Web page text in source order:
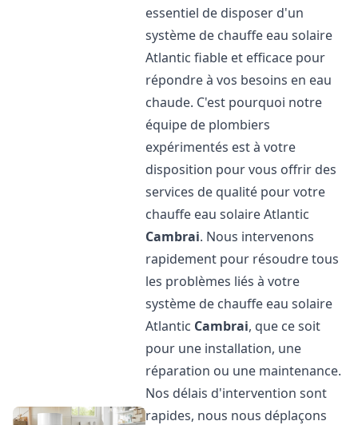
essentiel de disposer d'un
système de chauffe eau solaire
Atlantic fiable et efficace pour
répondre à vos besoins en eau
chaude. C'est pourquoi notre
équipe de plombiers
expérimentés est à votre
disposition pour vous offrir des
services de qualité pour votre
chauffe eau solaire Atlantic
Cambrai. Nous intervenons
rapidement pour résoudre tous
les problèmes liés à votre
système de chauffe eau solaire
Atlantic Cambrai, que ce soit
pour une installation, une
réparation ou une maintenance.
Nos délais d'intervention sont
rapides, nous nous déplaçons